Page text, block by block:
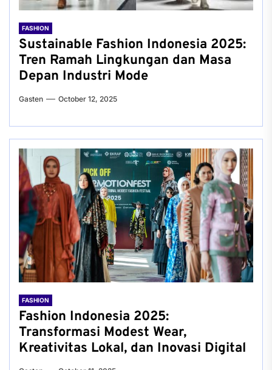
FASHION
Sustainable Fashion Indonesia 2025:
Tren Ramah Lingkungan dan Masa
Depan Industri Mode
Gasten October 12, 2025
FASHION
Fashion Indonesia 2025:
Transformasi Modest Wear,
Kreativitas Lokal, dan Inovasi Digital